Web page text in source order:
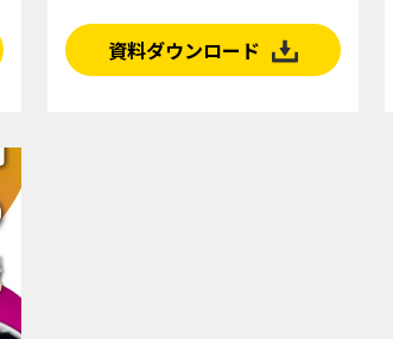
資料ダウンロード